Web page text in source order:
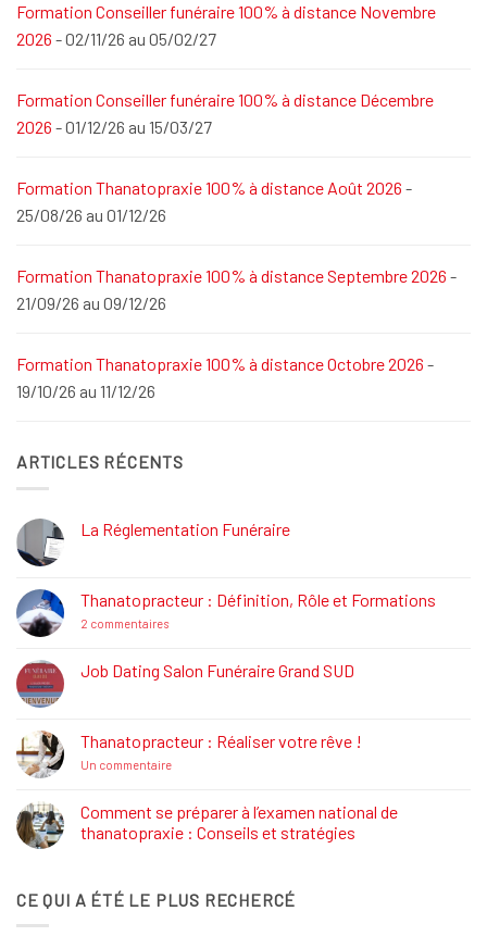
Formation Conseiller funéraire 100% à distance Novembre
2026 - 02/11/26 au 05/02/27
Formation Conseiller funéraire 100% à distance Décembre
2026 - 01/12/26 au 15/03/27
Formation Thanatopraxie 100% à distance Août 2026 -
25/08/26 au 01/12/26
Formation Thanatopraxie 100% à distance Septembre 2026 -
21/09/26 au 09/12/26
Formation Thanatopraxie 100% à distance Octobre 2026 -
19/10/26 au 11/12/26
ARTICLES RÉCENTS
La Réglementation Funéraire
La
Réglementation
Funéraire
Thanatopracteur : Définition, Rôle et Formations
2 commentairessur
Définition,
Rôle
Job Dating Salon Funéraire Grand SUD
Job
Dating
Salon
SUD
Thanatopracteur : Réaliser votre rêve !
Un commentairesur
Réaliser
votre
rêve
Comment se préparer à l’examen national de
thanatopraxie : Conseils et stratégies
Comment
se
CE QUI A ÉTÉ LE PLUS RECHERCÉ